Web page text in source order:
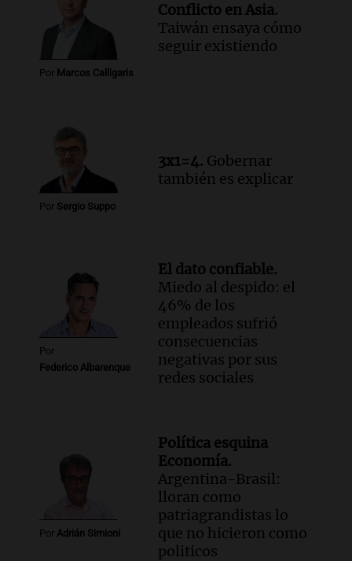
Por Marcos Calligaris
Conflicto en Asia.
Taiwán ensaya cómo
seguir existiendo
Por Sergio Suppo
3x1=4. Gobernar
también es explicar
Por
Federico Albarenque
El dato confiable.
Miedo al despido: el
46% de los
empleados sufrió
consecuencias
negativas por sus
redes sociales
Por Adrián Simioni
Política esquina
Economía.
Argentina-Brasil:
lloran como
patriagrandistas lo
que no hicieron como
politicos